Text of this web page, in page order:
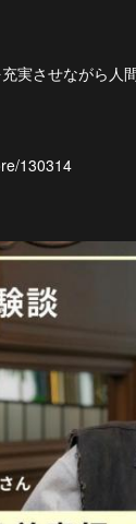
実させながら人
130314